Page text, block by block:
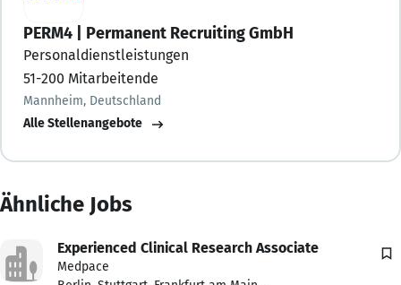
bei Chefärzten
Enge Zusammenarbeit mit internationalem Sales Team
amp; Bereichsleitung
Internationale Kundenbesuche amp; Messe
Deutschlandweiter Wohnort möglich!
Ihr Profil
Erfahrung im internationalen Umfeld
PERM4 | Permanent Recruiting GmbH
Personaldienstleistungen
51-200 Mitarbeitende
Mannheim, Deutschland
Alle Stellenangebote
Ähnliche Jobs
Experienced Clinical Research Associate
Medpace